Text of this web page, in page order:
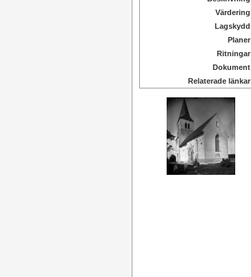
Värdering
Lagskydd
Planer
Ritningar
Dokument
Relaterade länkar